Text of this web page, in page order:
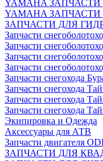
YAMAHA
YAMAHA
ЗАПЧАСТИ ДЛЯ
Запчасти
Запчасти
Запчасти
Запчасти
Запчасти снегохода
Запчасти снегохода
Запчасти снегохода
Запчасти снегохода
Экипировка и Одежда
Аксессуары для АТВ
Запчасти двигателя
ЗАПЧАСТИ ДЛЯ